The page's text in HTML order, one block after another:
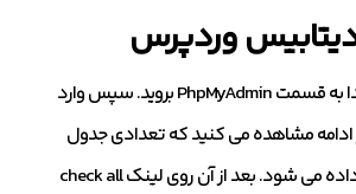
وردپرس
برای این موضوع باید ابتدا به قسمت PhpMyAdmin بروید. سپس وارد
مشاهده می کنید که تعدادی جدول
وردپرس به شما نشان داده می شود. بعد از آن روی لینک check all